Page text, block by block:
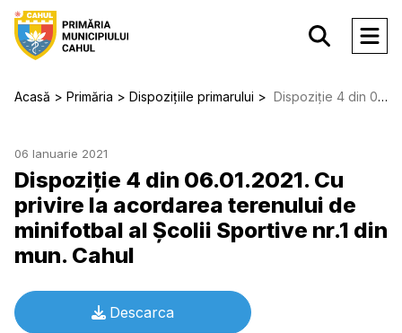
Acasă Primăria Dispozițiile primarului Dispoziție 4 din 06.01.2021. Cu privire la acordarea terenului de minifotbal al Şcolii Sportive nr.1 din mun. Cahul
06 Ianuarie 2021
Dispoziție 4 din 06.01.2021. Cu
privire la acordarea terenului de
minifotbal al Şcolii Sportive nr.1 din
mun. Cahul
Descarca